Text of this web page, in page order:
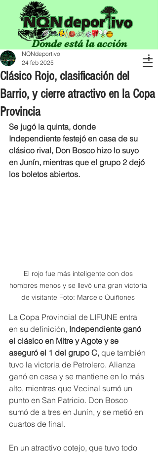
Donde está la acción
Clásico Rojo, clasificación del
Barrio, y cierre atractivo en la Copa
Provincia
NQNdeportivo
24 feb 2025
Se jugó la quinta, donde
Independiente festejó en casa de su
clásico rival, Don Bosco hizo lo suyo
en Junín, mientras que el grupo 2 dejó
los boletos abiertos.
El rojo fue más inteligente con dos
hombres menos y se llevó una gran victoria
de visitante Foto: Marcelo Quiñones
La Copa Provincial de LIFUNE entra
en su definición, Independiente ganó
el clásico en Mitre y Agote y se
aseguró el 1 del grupo C, que también
tuvo la victoria de Petrolero. Alianza
ganó en casa y se mantiene en lo más
alto, mientras que Vecinal sumó un
punto en San Patricio. Don Bosco
sumó de a tres en Junín, y se metió en
cuartos de final.
En un atractivo cotejo, que tuvo todo